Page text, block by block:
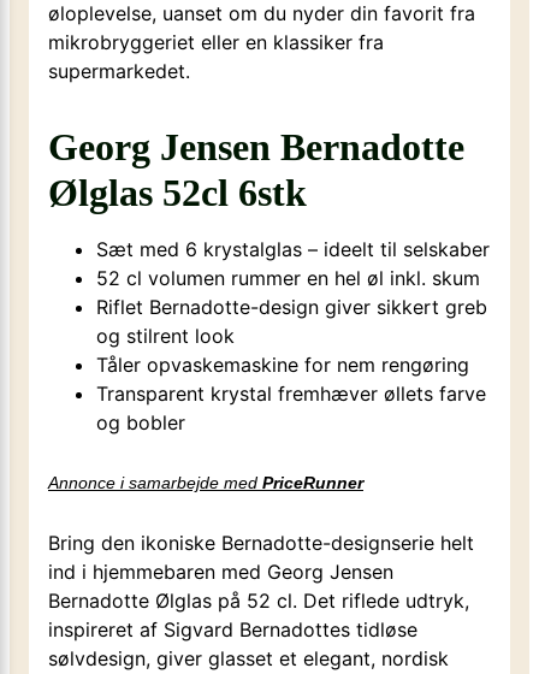
øloplevelse, uanset om du nyder din favorit fra
mikrobryggeriet eller en klassiker fra
supermarkedet.
Georg Jensen Bernadotte
Ølglas 52cl 6stk
Sæt med 6 krystalglas – ideelt til selskaber
52 cl volumen rummer en hel øl inkl. skum
Riflet Bernadotte-design giver sikkert greb
og stilrent look
Tåler opvaskemaskine for nem rengøring
Transparent krystal fremhæver øllets farve
og bobler
Annonce i samarbejde med PriceRunner
Bring den ikoniske Bernadotte-designserie helt
ind i hjemmebaren med Georg Jensen
Bernadotte Ølglas på 52 cl. Det riflede udtryk,
inspireret af Sigvard Bernadottes tidløse
sølvdesign, giver glasset et elegant, nordisk